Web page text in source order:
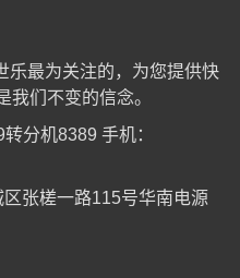
乐最为关注的，为您提供快
我们不变的信念。
分机8389 手机：
张槎一路115号华南电源